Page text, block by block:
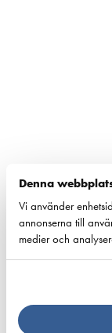
Denna
Vi använder
annonserna till
medier och